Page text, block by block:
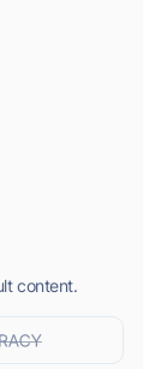
content.